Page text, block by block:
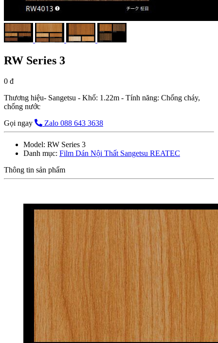
RW Series 3
0 đ
Thương hiệu- Sangetsu - Khổ: 1.22m - Tính năng: Chống cháy,
chống nước
Gọi ngay
Zalo 088 643 3638
Model: RW Series 3
Danh mục: Film Dán Nội Thất Sangetsu REATEC
Thông tin sản phẩm